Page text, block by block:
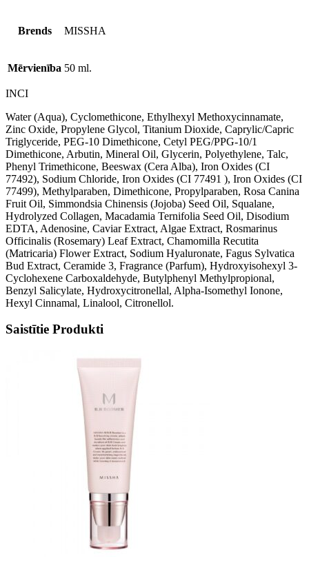
Brends MISSHA
Mērvienība 50 ml.
INCI
Water (Aqua), Cyclomethicone, Ethylhexyl Methoxycinnamate,
Zinc Oxide, Propylene Glycol, Titanium Dioxide, Caprylic/Capric
Triglyceride, PEG-10 Dimethicone, Cetyl PEG/PPG-10/1
Dimethicone, Arbutin, Mineral Oil, Glycerin, Polyethylene, Talc,
Phenyl Trimethicone, Beeswax (Cera Alba), Iron Oxides (CI
77492), Sodium Chloride, Iron Oxides (CI 77491 ), Iron Oxides (CI
77499), Methylparaben, Dimethicone, Propylparaben, Rosa Canina
Fruit Oil, Simmondsia Chinensis (Jojoba) Seed Oil, Squalane,
Hydrolyzed Collagen, Macadamia Ternifolia Seed Oil, Disodium
EDTA, Adenosine, Caviar Extract, Algae Extract, Rosmarinus
Officinalis (Rosemary) Leaf Extract, Chamomilla Recutita
(Matricaria) Flower Extract, Sodium Hyaluronate, Fagus Sylvatica
Bud Extract, Ceramide 3, Fragrance (Parfum), Hydroxyisohexyl 3-
Cyclohexene Carboxaldehyde, Butylphenyl Methylpropional,
Benzyl Salicylate, Hydroxycitronellal, Alpha-Isomethyl Ionone,
Hexyl Cinnamal, Linalool, Citronellol.
Saistītie Produkti